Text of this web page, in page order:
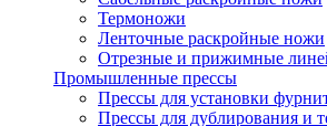
Термоножи
Ленточные раскройные ножи
Отрезные и прижимные
Промышленные прессы
Прессы для установки
Прессы для дублирования и